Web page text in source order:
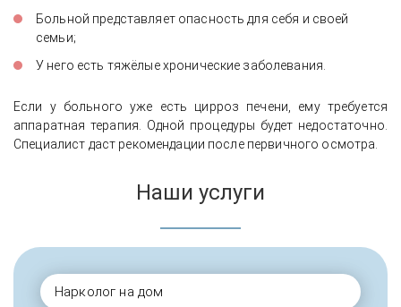
Больной представляет опасность для себя и своей
семьи;
У него есть тяжёлые хронические заболевания.
Если у больного уже есть цирроз печени, ему требуется
аппаратная терапия. Одной процедуры будет недостаточно.
Специалист даст рекомендации после первичного осмотра.
Наши услуги
Нарколог на дом